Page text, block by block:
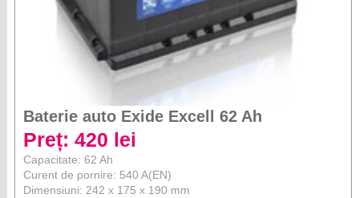
Baterie auto Exide Excell 62 Ah
Preț: 420 lei
Capacitate: 62 Ah
Curent de pornire: 540 A(EN)
Dimensiuni: 242 x 175 x 190 mm